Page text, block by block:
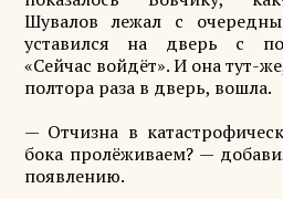
Шувалов лежал с
уставился на дверь с
«Сейчас войдёт». И она тут-
полтора раза в дверь, вошла.
— Отчизна в
бока пролёживаем? —
появлению.